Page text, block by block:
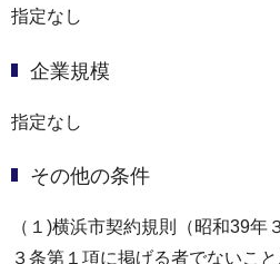
指定なし
企業規模
指定なし
その他の条件
（１)横浜市契約規則（昭和39
３条第１項に掲げる者でないこ